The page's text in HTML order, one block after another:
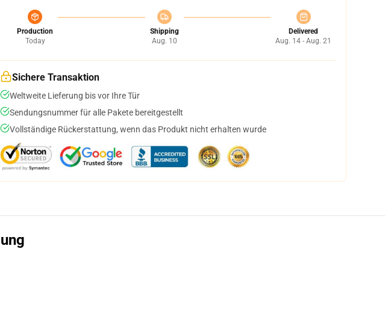
Production
Today
Shipping
Aug. 10
Delivered
Aug. 14 - Aug. 21
Sichere Transaktion
Weltweite Lieferung bis vor Ihre Tür
Sendungsnummer für alle Pakete bereitgestellt
Vollständige Rückerstattung, wenn das Produkt nicht erhalten wurde